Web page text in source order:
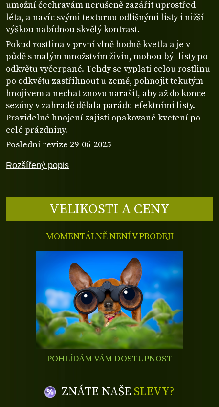
Rozšířený popis
umožní čechravám nerušeně zazářit uprostřed
léta, a navíc svými texturou odlišnými listy i nižší
výškou nabídnou skvělý kontrast.
Pokud rostlina v první vlně hodně kvetla a je v
půdě s malým množstvím živin, mohou být listy po
odkvětu vyčerpané. Tehdy se vyplatí celou rostlinu
po odkvětu zastřihnout u země, pohnojit tekutým
hnojivem a nechat znovu narašit, aby až do konce
sezóny v zahradě dělala parádu efektními listy.
Pravidelné hnojení zajistí opakované kvetení po
celé prázdniny.
Poslední revize 29-06-2025
VELIKOSTI A CENY
MOMENTÁLNĚ NENÍ V PRODEJI
POHLÍDÁM VÁM DOSTUPNOST
ZNÁTE NAŠE SLEVY?